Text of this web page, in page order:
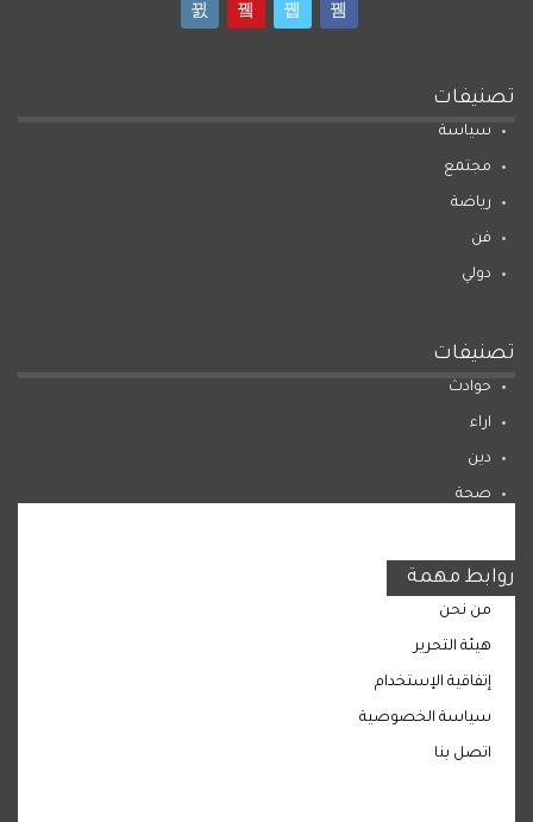
تصنيفات
سياسة
مجتمع
رياضة
فن
دولي
تصنيفات
حوادث
اراء
دين
صحة
روابط مهمة
من نحن
هيئة التحرير
إتفاقية الإستخدام
سياسة الخصوصية
اتصل بنا